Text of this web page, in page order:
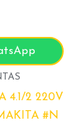
4.1/2 220V
#N